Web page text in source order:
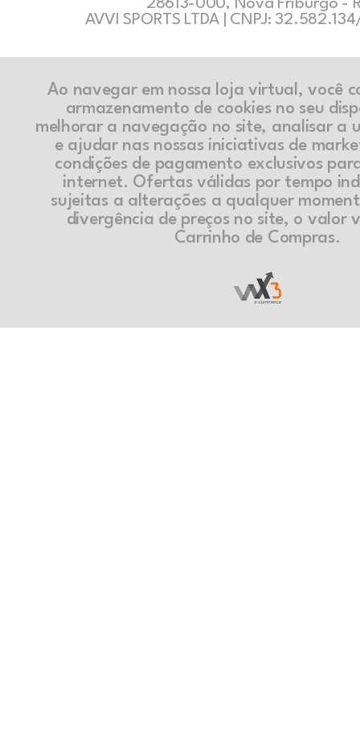
28613-000, Nova Friburgo -
AVVI SPORTS LTDA | CNPJ:
Ao navegar em nossa loja virtual, você
armazenamento de cookies no seu
melhorar a navegação no site, analisar a
e ajudar nas nossas iniciativas de
condições de pagamento exclusivos
internet. Ofertas válidas por tempo
sujeitas a alterações a qualquer
divergência de preços no site, o valor
Carrinho de Compras.